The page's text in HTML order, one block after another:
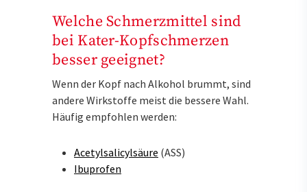
Welche Schmerzmittel sind
bei Kater-Kopfschmerzen
besser geeignet?
Wenn der Kopf nach Alkohol brummt, sind
andere Wirkstoffe meist die bessere Wahl.
Häufig empfohlen werden:
Acetylsalicylsäure (ASS)
Ibuprofen